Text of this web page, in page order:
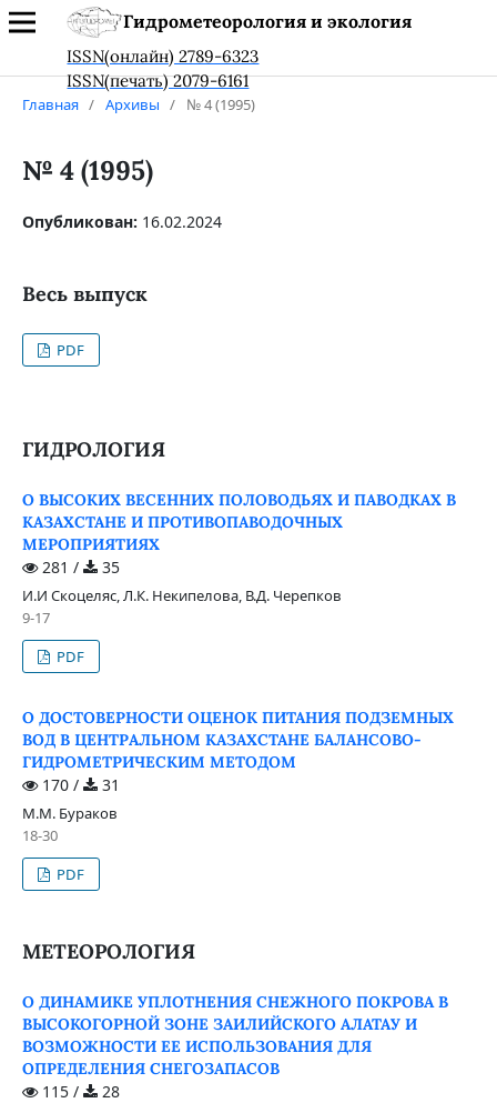
Гидрометеорология и экология
ISSN(онлайн) 2789-6323
ISSN(печать) 2079-6161
Главная / Архивы / № 4 (1995)
№ 4 (1995)
Опубликован: 16.02.2024
Весь выпуск
PDF
ГИДРОЛОГИЯ
О ВЫСОКИХ ВЕСЕННИХ ПОЛОВОДЬЯХ И ПАВОДКАХ В
КАЗАХСТАНЕ И ПРОТИВОПАВОДОЧНЫХ
МЕРОПРИЯТИЯХ
281 / 35
И.И Скоцеляс, Л.К. Некипелова, В.Д. Черепков
9-17
PDF
О ДОСТОВЕРНОСТИ ОЦЕНОК ПИТАНИЯ ПОДЗЕМНЫХ
ВОД В ЦЕНТРАЛЬНОМ КАЗАХСТАНЕ БАЛАНСОВО-
ГИДРОМЕТРИЧЕСКИМ МЕТОДОМ
170 / 31
М.М. Бураков
18-30
PDF
МЕТЕОРОЛОГИЯ
О ДИНАМИКЕ УПЛОТНЕНИЯ СНЕЖНОГО ПОКРОВА В
ВЫСОКОГОРНОЙ ЗОНЕ ЗАИЛИЙСКОГО АЛАТАУ И
ВОЗМОЖНОСТИ ЕЕ ИСПОЛЬЗОВАНИЯ ДЛЯ
ОПРЕДЕЛЕНИЯ СНЕГОЗАПАСОВ
115 / 28